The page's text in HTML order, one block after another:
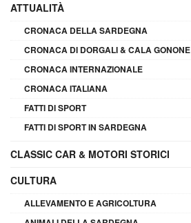
ATTUALITÀ
CRONACA DELLA SARDEGNA
CRONACA DI DORGALI & CALA GONONE
CRONACA INTERNAZIONALE
CRONACA ITALIANA
FATTI DI SPORT
FATTI DI SPORT IN SARDEGNA
CLASSIC CAR & MOTORI STORICI
CULTURA
ALLEVAMENTO E AGRICOLTURA